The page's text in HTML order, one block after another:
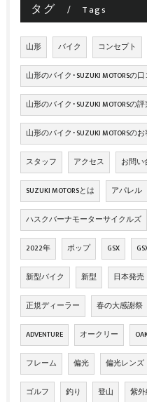
タグ Tags
山形 バイク コンセプト
山形のバイク･SUZUKI MOTORSの
山形のバイク･SUZUKI MOTORSの
山形のバイク･SUZUKI MOTORSの
スタッフ アクセス お問い
SUZUKI MOTORSとは アパレル
ハスクバーナモーターサイクルズ
2022年 ポップ GSX
新型バイク 新型 日本発売
正規ディーラー 春の大感謝祭
ADVENTURE オークリー
フレーム 偏光 偏光レンズ
ゴルフ 釣り 登山 紫